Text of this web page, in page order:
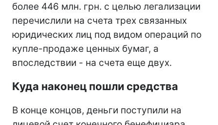
более 446 млн. грн. с целью легализации
перечислили на счета трех связанных
юридических лиц под видом операций по
купле-продаже ценных бумаг, а
впоследствии - на счета еще двух.
Куда наконец пошли средства
В конце концов, деньги поступили на